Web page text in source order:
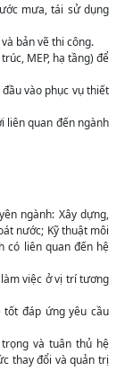
mưa, tái sử dụng
bản vẽ thi công.
MEP, hạ tầng) để
vào phục vụ thiết
liên quan đến ngành
ngành: Xây dựng,
nước; Kỹ thuật môi
có liên quan đến hệ
việc ở vị trí tương
tốt đáp ứng yêu cầu
và tuân thủ hệ
thay đổi và quản trị